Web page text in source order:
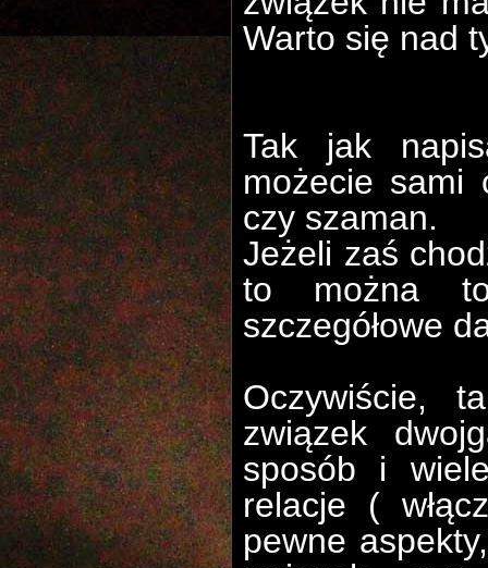
Warto się nad
Tak jak
możecie sami
czy szaman.
Jeżeli zaś
to można to
szczegółowe
Oczywiście,
związek
sposób i
relacje (
pewne